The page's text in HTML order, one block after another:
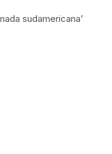
sudamericana’